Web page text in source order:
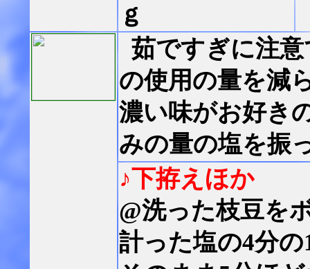
ｇ
茹ですぎに注
の使用の量を減
濃い味がお好き
みの量の塩を振
♪下拵えほか
@洗った枝豆を
計った塩の4分